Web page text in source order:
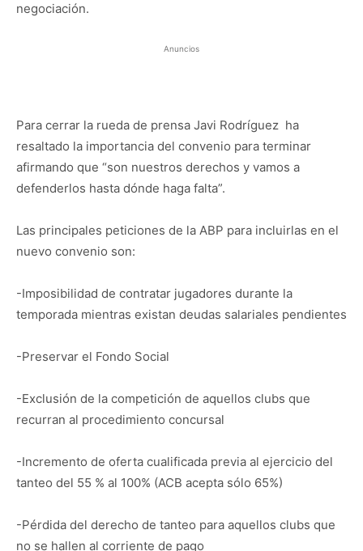
negociación.
Anuncios
Para cerrar la rueda de prensa Javi Rodríguez ha
resaltado la importancia del convenio para terminar
afirmando que “son nuestros derechos y vamos a
defenderlos hasta dónde haga falta”.
Las principales peticiones de la ABP para incluirlas en el
nuevo convenio son:
-Imposibilidad de contratar jugadores durante la
temporada mientras existan deudas salariales pendientes
-Preservar el Fondo Social
-Exclusión de la competición de aquellos clubs que
recurran al procedimiento concursal
-Incremento de oferta cualificada previa al ejercicio del
tanteo del 55 % al 100% (ACB acepta sólo 65%)
-Pérdida del derecho de tanteo para aquellos clubs que
no se hallen al corriente de pago